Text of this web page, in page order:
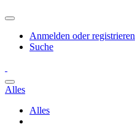
Anmelden oder registrieren
Suche
Alles
Alles